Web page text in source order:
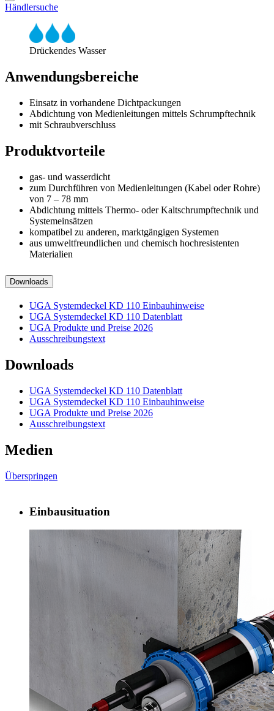
Händlersuche
Drückendes Wasser
Anwendungsbereiche
Einsatz in vorhandene Dichtpackungen
Abdichtung von Medienleitungen mittels Schrumpftechnik
mit Schraubverschluss
Produktvorteile
gas- und wasserdicht
zum Durchführen von Medienleitungen (Kabel oder Rohre)
von 7 – 78 mm
Abdichtung mittels Thermo- oder Kaltschrumpftechnik und
Systemeinsätzen
kompatibel zu anderen, marktgängigen Systemen
aus umweltfreundlichen und chemisch hochresistenten
Materialien
Downloads
UGA Systemdeckel KD 110 Einbauhinweise
UGA Systemdeckel KD 110 Datenblatt
UGA Produkte und Preise 2026
Ausschreibungstext
Downloads
UGA Systemdeckel KD 110 Datenblatt
UGA Systemdeckel KD 110 Einbauhinweise
UGA Produkte und Preise 2026
Ausschreibungstext
Medien
Überspringen
Einbausituation